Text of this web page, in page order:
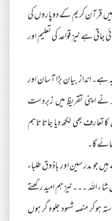
قرآن کریم کے دوپاروں کی
ہے نیز قواعد کی تعلیم اور
ہے۔ انداز بیان بڑا آسان اور
نے اپنی تقریظ میں زبردست
بھی لکھ دیا جاتا تاہم
گا۔
مدر سین اور باذوق طلباء
اللہ ۔۔۔نیز ہم امید رکھتے
ہو کر منصہ شہود جلوہ گر ہوں